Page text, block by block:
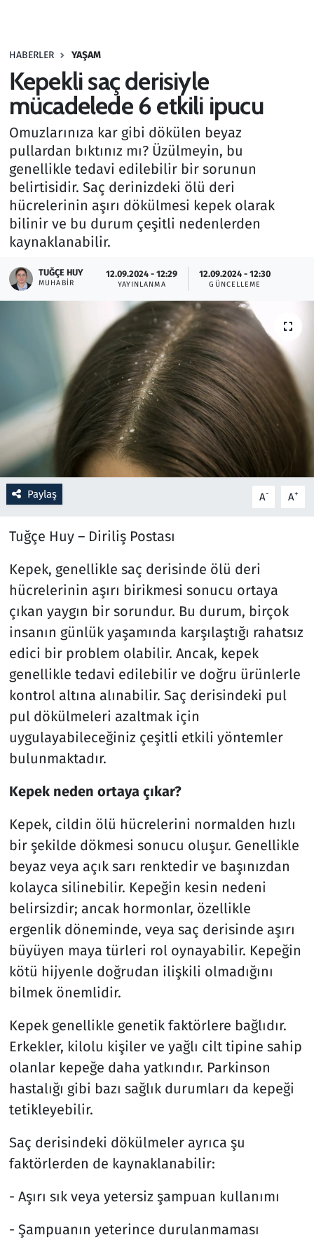
HABERLER YAŞAM
Kepekli saç derisiyle
mücadelede 6 etkili ipucu
Omuzlarınıza kar gibi dökülen beyaz
pullardan bıktınız mı? Üzülmeyin, bu
genellikle tedavi edilebilir bir sorunun
belirtisidir. Saç derinizdeki ölü deri
hücrelerinin aşırı dökülmesi kepek olarak
bilinir ve bu durum çeşitli nedenlerden
kaynaklanabilir.
TUĞÇE HUY
MUHABIR
12.09.2024 - 12:29
YAYINLANMA
12.09.2024 - 12:30
GÜNCELLEME
Paylaş A- A+
Tuğçe Huy – Diriliş Postası
Kepek, genellikle saç derisinde ölü deri
hücrelerinin aşırı birikmesi sonucu ortaya
çıkan yaygın bir sorundur. Bu durum, birçok
insanın günlük yaşamında karşılaştığı rahatsız
edici bir problem olabilir. Ancak, kepek
genellikle tedavi edilebilir ve doğru ürünlerle
kontrol altına alınabilir. Saç derisindeki pul
pul dökülmeleri azaltmak için
uygulayabileceğiniz çeşitli etkili yöntemler
bulunmaktadır.
Kepek neden ortaya çıkar?
Kepek, cildin ölü hücrelerini normalden hızlı
bir şekilde dökmesi sonucu oluşur. Genellikle
beyaz veya açık sarı renktedir ve başınızdan
kolayca silinebilir. Kepeğin kesin nedeni
belirsizdir; ancak hormonlar, özellikle
ergenlik döneminde, veya saç derisinde aşırı
büyüyen maya türleri rol oynayabilir. Kepeğin
kötü hijyenle doğrudan ilişkili olmadığını
bilmek önemlidir.
Kepek genellikle genetik faktörlere bağlıdır.
Erkekler, kilolu kişiler ve yağlı cilt tipine sahip
olanlar kepeğe daha yatkındır. Parkinson
hastalığı gibi bazı sağlık durumları da kepeği
tetikleyebilir.
Saç derisindeki dökülmeler ayrıca şu
faktörlerden de kaynaklanabilir:
- Aşırı sık veya yetersiz şampuan kullanımı
- Şampuanın yeterince durulanmaması
Haber
Kültür Sanat
Kurumsal Haberler
Lezzet Durağı
Memur ve Kamu
Otomobil
Oyun
Resmi İlanlar
Rüya Tabirleri
Sağlık
Savunma Sanayi
Seçim 2023
Teknoloji ve Bilim
Televizyon